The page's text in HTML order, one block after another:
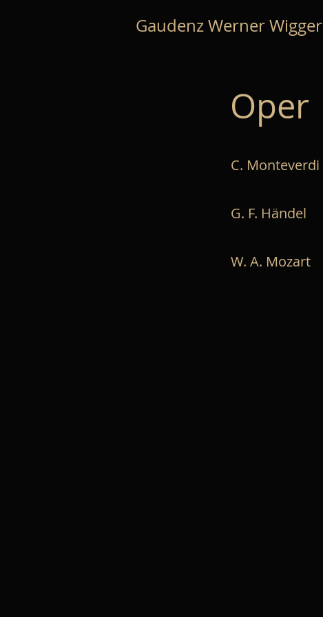
Gaudenz Werner Wigger
Oper
C. Monteverdi
G. F. Händel
W. A. Mozart